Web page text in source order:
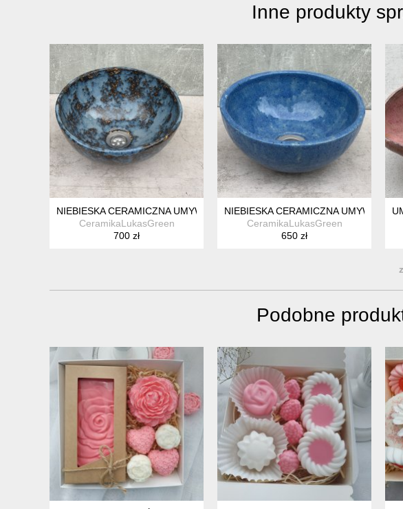
Inne produkty
NIEBIESKA CERAMICZNA UMYWALKA NABLATOWA – RĘCZNIE
CeramikaLukasGreen
700 zł
NIEBIESKA CERAMICZNA UMYWALKA
CeramikaLukasGreen
650 zł
Podobne